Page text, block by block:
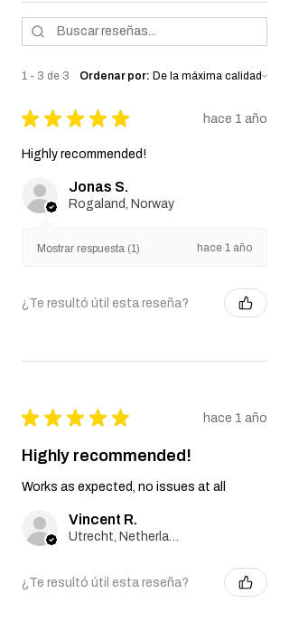
1 - 3 de 3 Ordenar por:
★ ★ ★ ★ ★ hace 1 año
Highly recommended!
Jonas S.
Rogaland, Norway
Mostrar respuesta (1) hace 1 año
¿Te resultó útil esta reseña?
★ ★ ★ ★ ★ hace 1 año
Highly recommended!
Works as expected, no issues at all
Vincent R.
Utrecht, Netherlands
¿Te resultó útil esta reseña?